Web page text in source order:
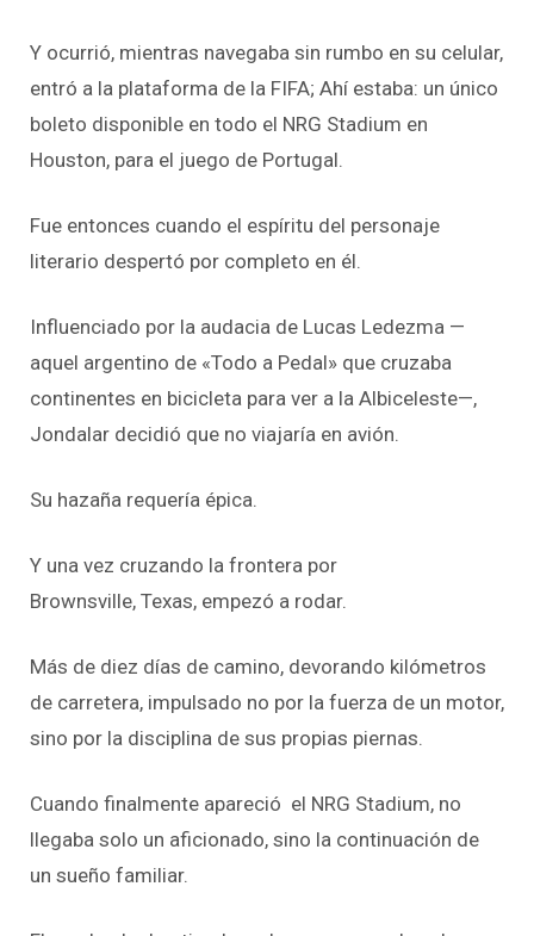
Y ocurrió, mientras navegaba sin rumbo en su celular,
entró a la plataforma de la FIFA; Ahí estaba: un único
boleto disponible en todo el NRG Stadium en
Houston, para el juego de Portugal.
Fue entonces cuando el espíritu del personaje
literario despertó por completo en él.
Influenciado por la audacia de Lucas Ledezma —
aquel argentino de «Todo a Pedal» que cruzaba
continentes en bicicleta para ver a la Albiceleste—,
Jondalar decidió que no viajaría en avión.
Su hazaña requería épica.
Y una vez cruzando la frontera por
Brownsville, Texas, empezó a rodar.
Más de diez días de camino, devorando kilómetros
de carretera, impulsado no por la fuerza de un motor,
sino por la disciplina de sus propias piernas.
Cuando finalmente apareció el NRG Stadium, no
llegaba solo un aficionado, sino la continuación de
un sueño familiar.